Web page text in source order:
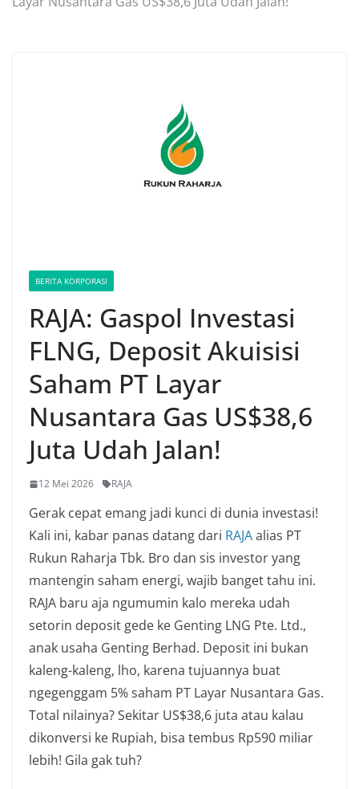
BERITA KORPORASI
RAJA: Gaspol Investasi
FLNG, Deposit Akuisisi
Saham PT Layar
Nusantara Gas US$38,6
Juta Udah Jalan!
12 Mei 2026 RAJA
Gerak cepat emang jadi kunci di dunia investasi!
Kali ini, kabar panas datang dari RAJAalias PT
Rukun Raharja Tbk. Bro dan sis investor yang
mantengin saham energi, wajib banget tahu ini.
RAJA baru aja ngumumin kalo mereka udah
setorin deposit gede ke Genting LNG Pte. Ltd.,
anak usaha Genting Berhad. Deposit ini bukan
kaleng-kaleng, lho, karena tujuannya buat
ngegenggam 5% saham PT Layar Nusantara Gas.
Total nilainya? Sekitar US$38,6 juta atau kalau
dikonversi ke Rupiah, bisa tembus Rp590 miliar
lebih! Gila gak tuh?